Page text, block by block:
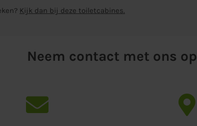
Kijk dan bij deze toiletcabines.
Neem contact met ons op